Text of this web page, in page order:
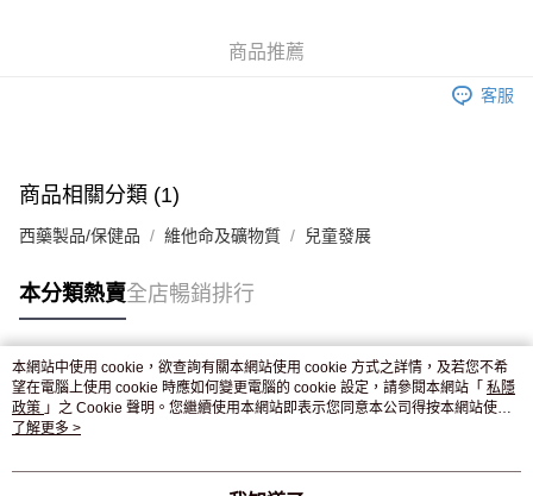
付款後門市自取，訂單確認後2-4個工作天到店，7天內取。逾期後
商品推薦
客服
商品相關分類 (1)
西藥製品/保健品 維他命及礦物質 兒童發展
本分類熱賣全店暢銷排行
熱門標籤
熱銷排行
本網站中使用 cookie，欲查詢有關本網站使用 cookie 方式之詳情，及若您不希
望在電腦上使用 cookie 時應如何變更電腦的 cookie 設定，請參閱本網站「 私隱
政策 」之 Cookie 聲明。您繼續使用本網站即表示您同意本公司得按本網站使用
條款之 Cookie 聲明使用 cookie。
了解更多 >